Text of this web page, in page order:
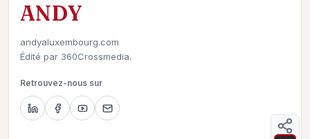
ANDY
andyaluxembourg.com
Édité par 360Crossmedia.
Retrouvez-nous sur